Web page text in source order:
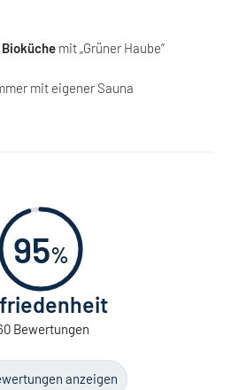
mit „Grüner Haube“
mit eigener Sauna
95%
Bewertungen
anzeigen